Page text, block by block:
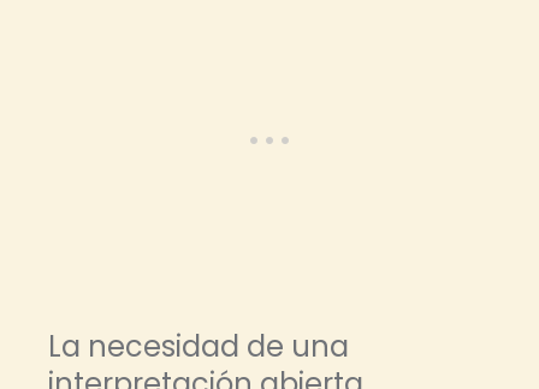
La necesidad de una